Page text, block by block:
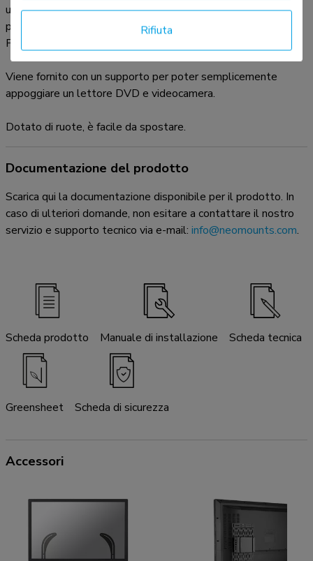
una diversa foratura, si può combinare con una delle nostre
piastre di adattamento VESA, vedi FPMA-VESA200 o
FPMA-VESA800.
Viene fornito con un supporto per poter semplicemente
appoggiare un lettore DVD e videocamera.
Dotato di ruote, è facile da spostare.
Documentazione del prodotto
Scarica qui la documentazione disponibile per il prodotto. In
caso di ulteriori domande, non esitare a contattare il nostro
servizio e supporto tecnico via e-mail: info@neomounts.com.
Scheda prodotto Manuale di installazione Scheda tecnica
Greensheet Scheda di sicurezza
Accessori
Rifiuta